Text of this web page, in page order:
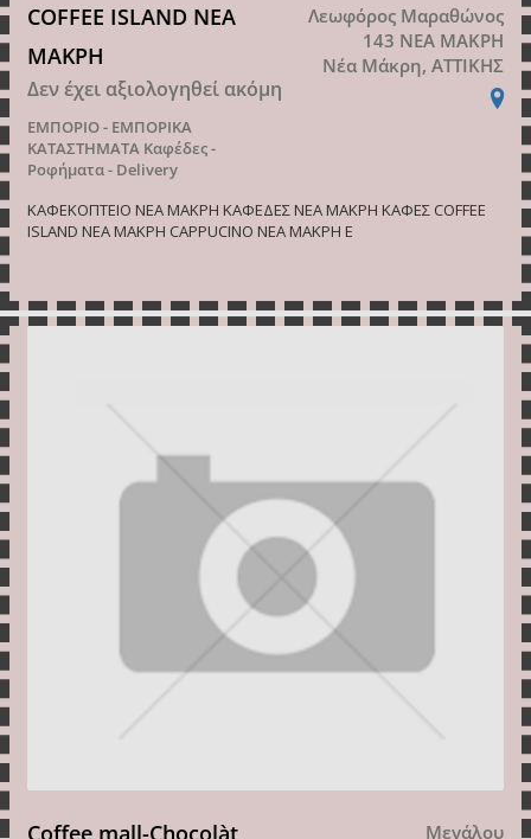
COFFEE ISLAND ΝΕΑ
ΜΑΚΡΗ
Δεν έχει αξιολογηθεί ακόμη
ΕΜΠΟΡΙΟ - ΕΜΠΟΡΙΚΑ
ΚΑΤΑΣΤΗΜΑΤΑ Καφέδες -
Ροφήματα - Delivery
Λεωφόρος Μαραθώνος
143 ΝΕΑ ΜΑΚΡΗ
Νέα Μάκρη, ΑΤΤΙΚΗΣ
ΚΑΦΕΚΟΠΤΕΙΟ ΝΕΑ ΜΑΚΡΗ ΚΑΦΕΔΕΣ ΝΕΑ ΜΑΚΡΗ ΚΑΦΕΣ COFFEE
ISLAND ΝΕΑ ΜΑΚΡΗ CAPPUCINO ΝΕΑ ΜΑΚΡΗ E
Μεγάλου